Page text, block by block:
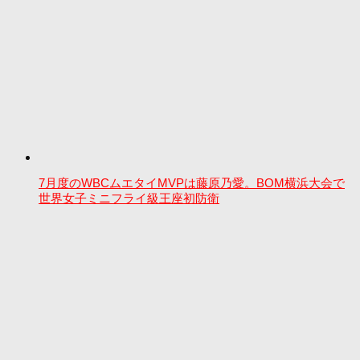
7月度のWBCムエタイMVPは藤原乃愛。BOM横浜大会で
世界女子ミニフライ級王座初防衛